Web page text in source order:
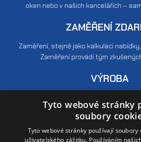
oken nebo v našich kancelářích –
ZAMĚŘENÍ
Zaměření, stejně jako kalkulaci
Zaměření provádí tým
VÝROBA
Nabízíme pouze produkty, které splňují ty
Velkou pozornost věnujeme
MONTÁŽ
Tyto webové stránky
soubory
Tyto webové stránky používají soubory
uživatelského zážitku. Používáním